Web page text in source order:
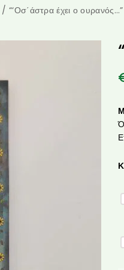
/ “‘Οσ΄άστρα έχει ο ουρανός…”